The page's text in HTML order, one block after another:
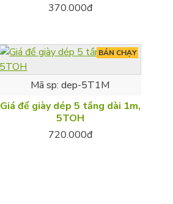
370.000đ
BÁN CHẠY
Mã sp: dep-5T1M
Giá để giày dép 5 tầng dài 1m,
5TOH
720.000đ